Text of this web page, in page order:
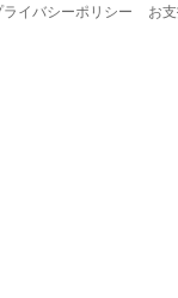
ライバシーポリシー お